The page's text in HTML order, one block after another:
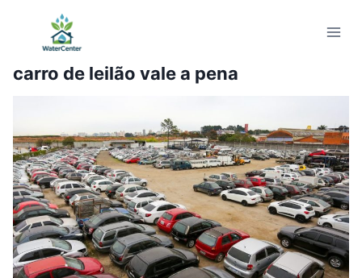
Conteúdo
carro de leilão vale a pena